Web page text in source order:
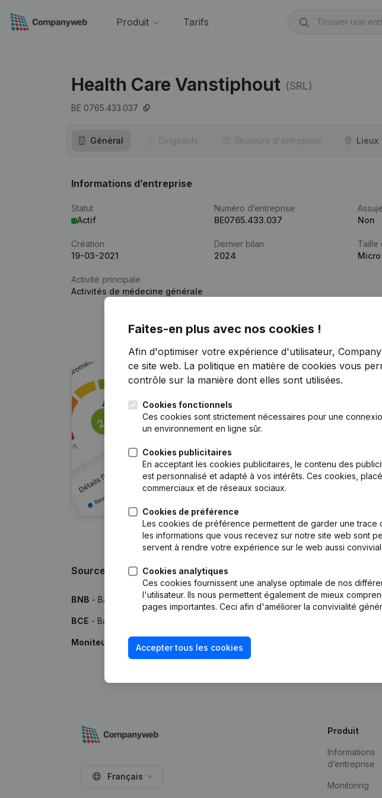
Produit Tarifs
Health Care Vanstiphout (SRL)
BE 0765.433.037
Général Dirigeants Structure d'entreprise Lieux
Informations d’entreprise
Statut
Actif
Numéro d’entreprise
BE0765.433.037
Non
Création
19-03-2021
Dernier bilan
2024
Taille
Micro
Activité principale
Activités de médecine générale
Vous
Essayer
Sources
BNB - Banque Nationale de Belgique
BCE - Banque-Carrefour des Entreprises
Moniteur - Publications par le Moniteur Belge
Faites-en plus avec nos cookies !
Afin d'optimiser votre expérience d'utilisateur,
ce site web. La politique en matière de cookies vous
contrôle sur la manière dont elles sont utilisées.
Cookies fonctionnels
Ces cookies sont strictement nécessaires pour une
un environnement en ligne sûr.
Cookies publicitaires
En acceptant les cookies publicitaires, le contenu des
est personnalisé et adapté à vos intérêts. Ces cookies,
commerciaux et de réseaux sociaux.
Cookies de préférence
Les cookies de préférence permettent de garder une trace
les informations que vous recevez sur notre site web sont
servent à rendre votre expérience sur le web aussi
Cookies analytiques
Ces cookies fournissent une analyse optimale de nos
l'utilisateur. Ils nous permettent également de mieux
pages importantes. Ceci afin d'améliorer la convivialité
Accepter tous les cookies
Français
Produit
Informations
d’entreprise
Monitoring